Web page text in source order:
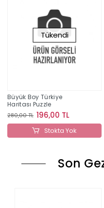
Tükendi
Büyük Boy Türkiye
Haritası Puzzle
280,00 TL 196,00 TL
Stokta Yok
Son